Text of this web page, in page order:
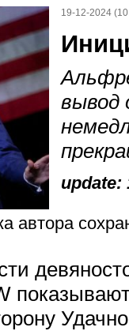
19-12-2024
вывод
update:
автора